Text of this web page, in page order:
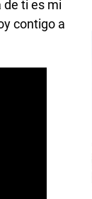
de ti es mi
contigo a